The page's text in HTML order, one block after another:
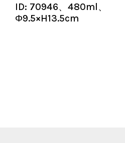
ID: 70946、480ml、
Φ9.5×H13.5cm